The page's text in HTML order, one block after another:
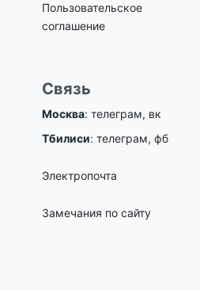
Пользовательское
соглашение
Связь
Москва: телеграм, вк
Тбилиси: телеграм, фб
Электропочта
Замечания по сайту